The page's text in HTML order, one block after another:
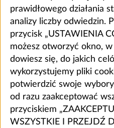
prawidłowego działania
analizy liczby odwiedzin.
przycisk „USTAWIENIA
możesz otworzyć okno,
dowiesz się, do jakich
wykorzystujemy pliki
potwierdzić swoje
od razu zaakceptować
przyciskiem
WSZYSTKIE I PRZEJDŹ